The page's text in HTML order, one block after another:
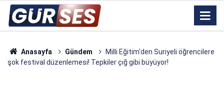
Anasayfa Gündem
Milli Eğitim'den Suriyeli öğrencilere
şok festival düzenlemesi! Tepkiler çığ gibi büyüyor!